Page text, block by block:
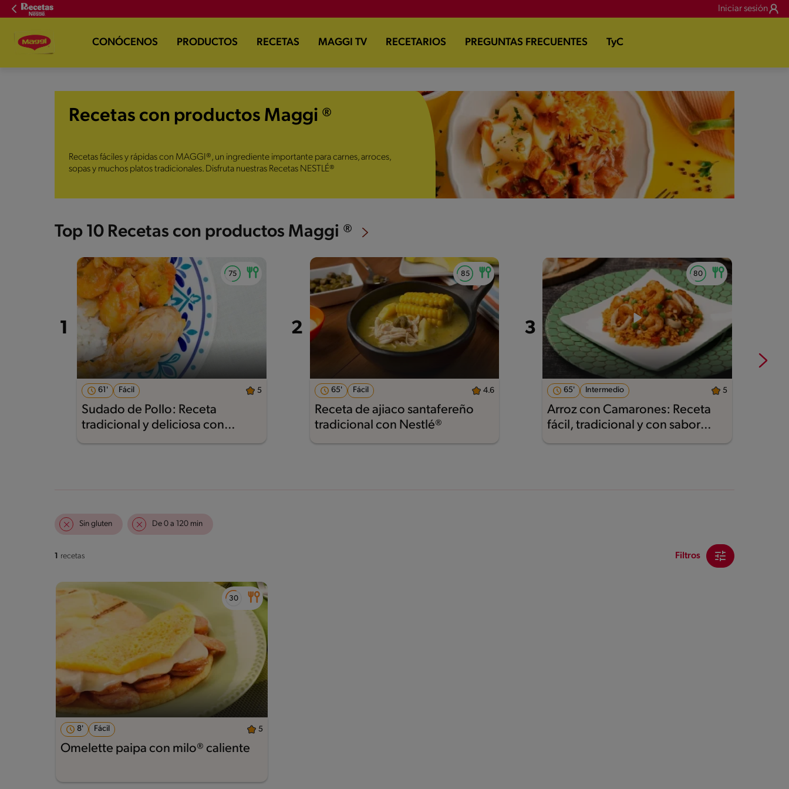
Iniciar sesión
CONÓCENOS PRODUCTOS RECETAS MAGGI TV RECETARIOS PREGUNTAS FRECUENTES TyC
Recetas con productos Maggi ®
Recetas fáciles y rápidas con MAGGI®, un ingrediente importante para carnes, arroces,
sopas y muchos platos tradicionales. Disfruta nuestras Recetas NESTLÉ®
Top 10 Recetas con productos Maggi ®
61' Fácil 5
Sudado de Pollo: Receta
tradicional y deliciosa con
Nestlé®
65' Fácil 4.6
Receta de ajiaco santafereño
tradicional con Nestlé®
65' Intermedio 5
Arroz con Camarones: Receta
fácil, tradicional y con sabor
Maggi®
Sin gluten De 0 a 120 min
1 recetas Filtros
8' Fácil 5
Omelette paipa con milo® caliente